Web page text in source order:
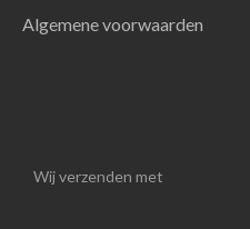
Algemene voorwaarden
Wij verzenden met